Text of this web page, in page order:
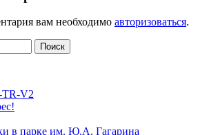
вам необходимо авторизоваться.
TR-V2
в парке им. Ю.А. Гагарина